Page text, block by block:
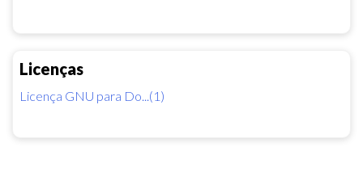
Licenças
Licença GNU para Do...(1)